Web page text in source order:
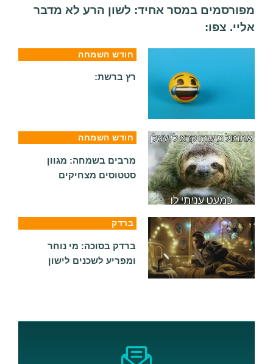
מפורסמים במסר אחיד: לשון הרע לא מדבר
אליי. צפו:
חודש השמחה
רץ ברשת:
חודש השמחה
מרבים בשמחה: מגוון
סטטוסים מצחיקים
ברדק
ברדק בסוכה: מי נוחר
ומפריע לשכנים לישון